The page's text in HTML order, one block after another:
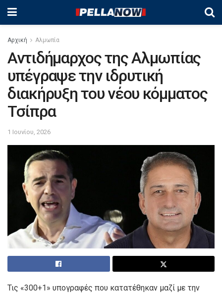
Αρχική Αλμωπία
Αντιδήμαρχος της Αλμωπίας
υπέγραψε την ιδρυτική
διακήρυξη του νέου κόμματος
Τσίπρα
1 Ιουνίου, 2026
Τις «300+1» υπογραφές που κατατέθηκαν μαζί με την